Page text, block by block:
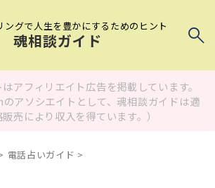
ングで人生を豊かにするためのヒント
魂相談ガイド
アフィリエイト広告を掲載しています。
のアソシエイトとして、魂相談ガイドは適
販売により収入を得ています。）
電話占いガイド >